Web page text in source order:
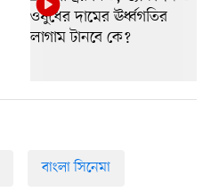
বাংলা সিনেমা